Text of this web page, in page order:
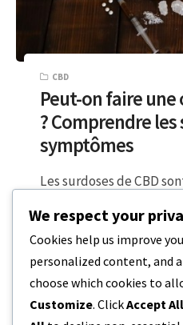
CBD
Peut-on faire une
? Comprendre les
symptômes
Les surdoses de CBD
C’est l’un des
5 MINUTES DE LECTURE
We respect your
Cookies help us improve
personalized content, and
choose which cookies to
Customize. ClickAccept All